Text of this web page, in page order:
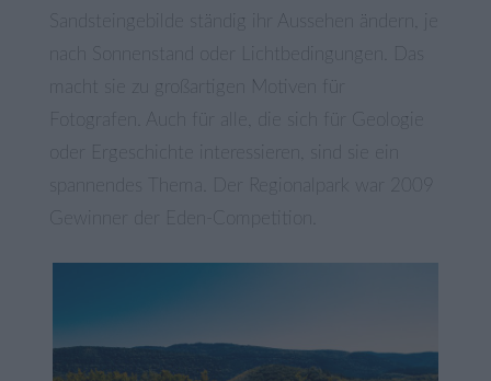
Sandsteingebilde ständig ihr Aussehen ändern, je
nach Sonnenstand oder Lichtbedingungen. Das
macht sie zu großartigen Motiven für
Fotografen. Auch für alle, die sich für Geologie
oder Ergeschichte interessieren, sind sie ein
spannendes Thema. Der Regionalpark war 2009
Gewinner der Eden-Competition.